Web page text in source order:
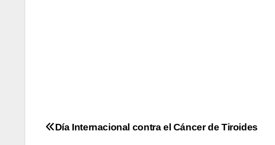
Día Internacional contra el Cáncer de Tiroides